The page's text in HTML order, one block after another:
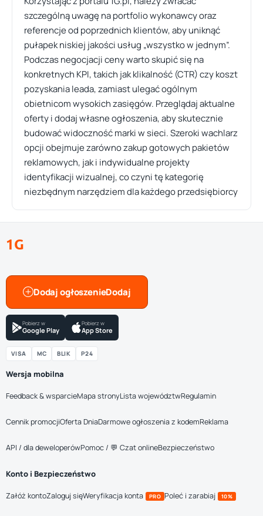
szczególną uwagę na portfolio wykonawcy oraz
referencje od poprzednich klientów, aby uniknąć
pułapek niskiej jakości usług „wszystko w jednym”.
Podczas negocjacji ceny warto skupić się na
konkretnych KPI, takich jak klikalność (CTR) czy koszt
pozyskania leada, zamiast ulegać ogólnym
obietnicom wysokich zasięgów. Przeglądaj aktualne
oferty i dodaj własne ogłoszenia, aby skutecznie
budować widoczność marki w sieci. Szeroki wachlarz
opcji obejmuje zarówno zakup gotowych pakietów
reklamowych, jak i indywidualne projekty
identyfikacji wizualnej, co czyni tę kategorię
niezbędnym narzędziem dla każdego przedsiębiorcy
1G
Dodaj ogłoszenie
Pobierz w
Google Play
Pobierz w
App Store
VISA MC BLIK P24
Wersja mobilna
Feedback & wsparcieMapa stronyLista województwRegulamin
Cennik promocjiOferta DniaDarmowe ogłoszenia z kodemReklama
API / dla deweloperówPomoc / 💬 Czat onlineBezpieczeństwo
Konto i Bezpieczeństwo
Załóż kontoZaloguj sięWeryfikacja konta PRO Poleć i zarabiaj 10%